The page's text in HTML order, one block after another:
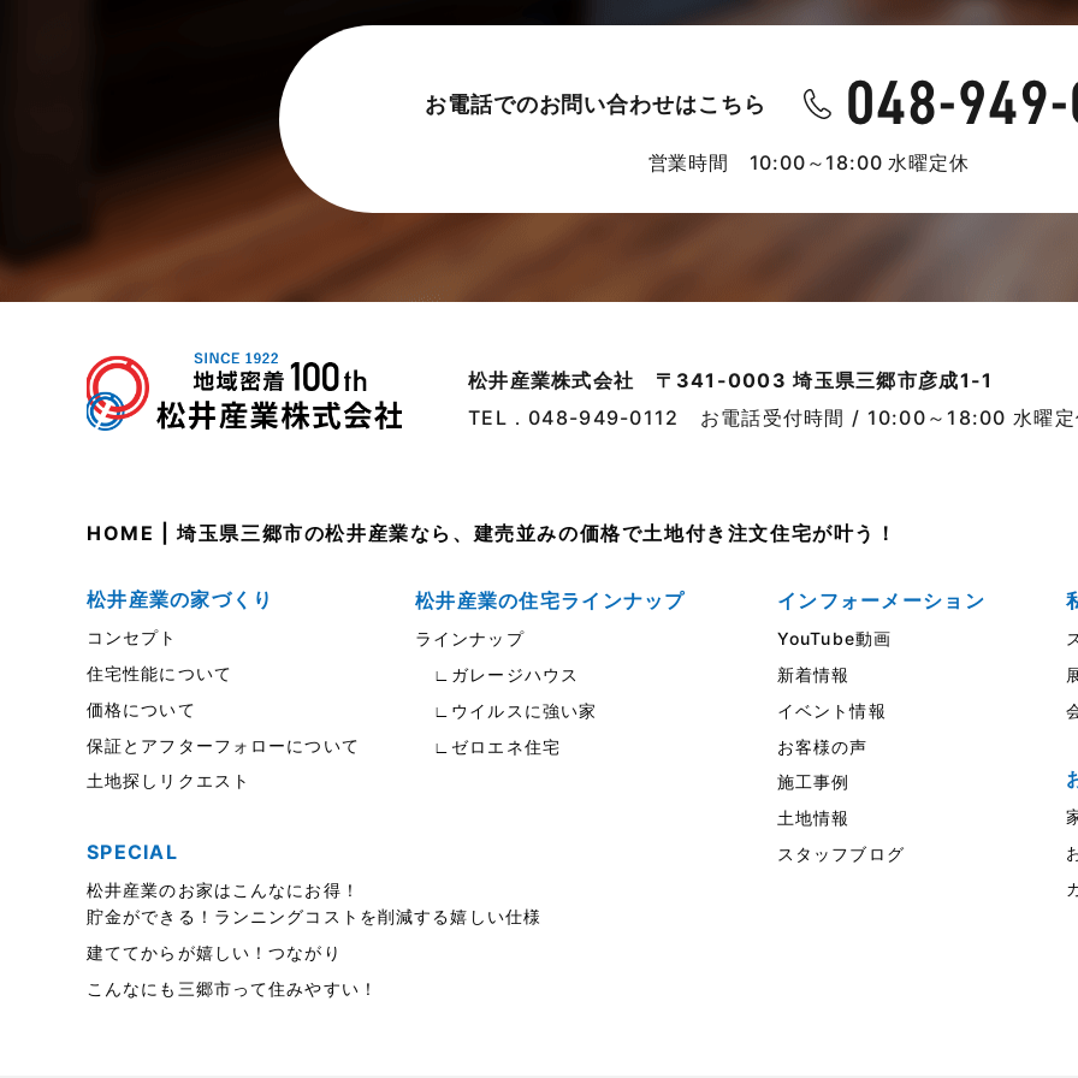
売買物件に関するよくある質問
市民リフォームサービス
店舗・テナント施工事例
採用情報
新着情報
未分類
東武スカイツリーライン
松伏店-ブログ
武蔵野線
注文住宅施工事例
物件検索
竹ノ塚店-ブログ
貸事務所活用事例
貸倉庫・その他
2023年12月
2023年11月
2023年10月
2023年7月
2023年6月
2023年5月
2023年3月
2023年2月
2022年12月
2022年11月
2022年10月
お電話でのお問い合わせはこちら
営業時間 10:00～18:00 水曜定休
松井産業株式会社 〒341-0003 埼玉県三郷市彦成1-1
TEL． 048-949-0112 お電話受付時間 / 10:00～18:00 水曜
HOME | 埼玉県三郷市の松井産業なら、建売並みの価格で土地付き注文住宅が叶う！
松井産業の家づくり
コンセプト
住宅性能について
価格について
保証とアフターフォローについて
土地探しリクエスト
SPECIAL
松井産業のお家はこんなにお得！
貯金ができる！ランニングコストを削減する嬉しい仕様
建ててからが嬉しい！つながり
こんなにも三郷市って住みやすい！
松井産業の住宅ラインナップ
ラインナップ
∟ガレージハウス
∟ウイルスに強い家
∟ゼロエネ住宅
インフォーメーション
YouTube動画
新着情報
イベント情報
お客様の声
施工事例
土地情報
スタッフブログ